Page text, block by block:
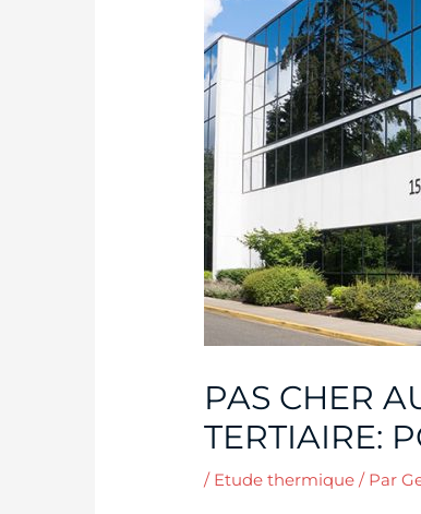
PAS CHER
TERTIAIRE:
/ Etude thermique / Par